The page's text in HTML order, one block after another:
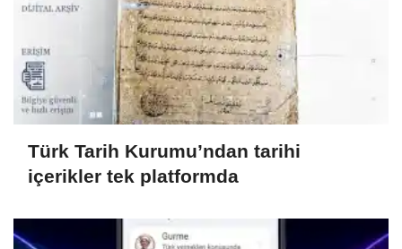
Türk Tarih Kurumu’ndan tarihi
içerikler tek platformda